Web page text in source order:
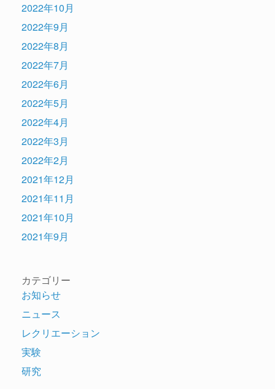
2022年10月
2022年9月
2022年8月
2022年7月
2022年6月
2022年5月
2022年4月
2022年3月
2022年2月
2021年12月
2021年11月
2021年10月
2021年9月
カテゴリー
お知らせ
ニュース
レクリエーション
実験
研究